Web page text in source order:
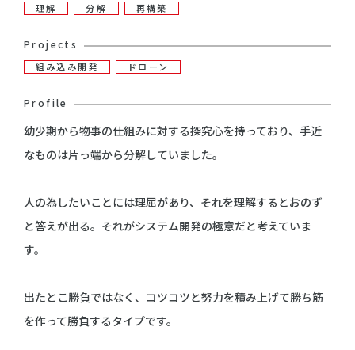
理解 分解 再構築
Projects
組み込み開発 ドローン
Profile
幼少期から物事の仕組みに対する探究心を持っており、手近
なものは片っ端から分解していました。
人の為したいことには理屈があり、それを理解するとおのず
と答えが出る。それがシステム開発の極意だと考えていま
す。
出たとこ勝負ではなく、コツコツと努力を積み上げて勝ち筋
を作って勝負するタイプです。